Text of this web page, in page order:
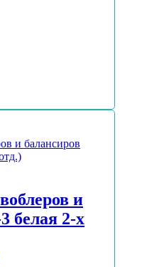
и
белая 2-х